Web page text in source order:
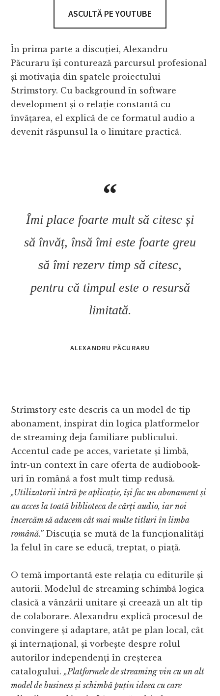
ASCULTĂ PE YOUTUBE
În prima parte a discuției, Alexandru
Păcuraru își conturează parcursul profesional
și motivația din spatele proiectului
Strimstory. Cu background în software
development și o relație constantă cu
învățarea, el explică de ce formatul audio a
devenit răspunsul la o limitare practică.
Îmi place foarte mult să citesc și
să învăț, însă îmi este foarte greu
să îmi rezerv timp să citesc,
pentru că timpul este o resursă
limitată.
ALEXANDRU PĂCURARU
Strimstory este descris ca un model de tip
abonament, inspirat din logica platformelor
de streaming deja familiare publicului.
Accentul cade pe acces, varietate și limbă,
într-un context în care oferta de audiobook-
uri în română a fost mult timp redusă.
„Utilizatorii intră pe aplicație, își fac un abonament și
au acces la toată biblioteca de cărți audio, iar noi
încercăm să aducem cât mai multe titluri în limba
română.”Discuția se mută de la funcționalități
la felul în care se educă, treptat, o piață.
O temă importantă este relația cu editurile și
autorii. Modelul de streaming schimbă logica
clasică a vânzării unitare și creează un alt tip
de colaborare. Alexandru explică procesul de
convingere și adaptare, atât pe plan local, cât
și internațional, și vorbește despre rolul
autorilor independenți în creșterea
catalogului.„Platformele de streaming vin cu un alt
model de business și schimbă puțin ideea cu care